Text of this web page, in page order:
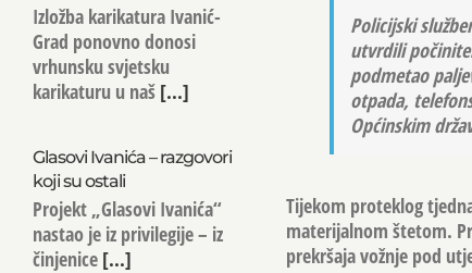
Policijski
utvrdili
podmetao
otpada,
Općinskim
Tijekom proteklog
materijalnom štetom.
prekršaja vožnje pod
Izložba karikatura Ivanić-
Grad ponovno donosi
vrhunsku svjetsku
karikaturu u naš[...]
Glasovi Ivanića – razgovori
koji su ostali
Projekt „Glasovi Ivanića“
nastao je iz privilegije – iz
činjenice[...]